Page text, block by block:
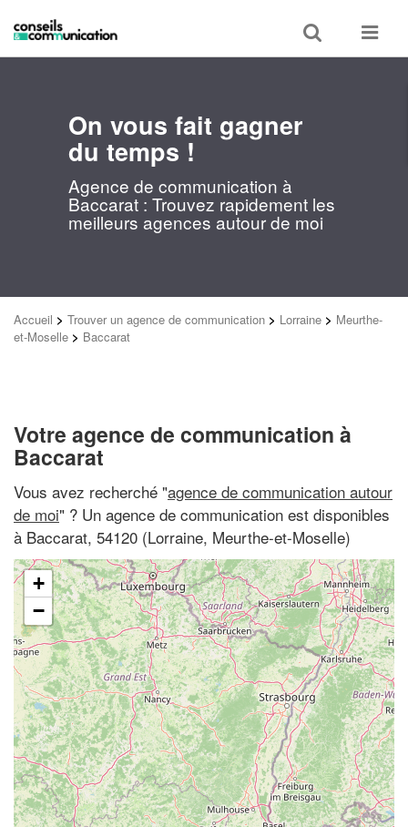
Toggle
search
Toggle
On vous fait gagner
du temps !
Agence de communication à
Baccarat : Trouvez rapidement les
meilleurs agences autour de moi
Accueil > Trouver un agence de communication > Lorraine > Meurthe-
et-Moselle > Baccarat
Votre agence de communication à
Baccarat
Vous avez recherché "agence de communication autour
de moi" ? Un agence de communication est disponibles
à Baccarat, 54120 (Lorraine, Meurthe-et-Moselle)
+
−